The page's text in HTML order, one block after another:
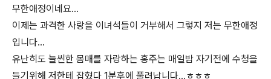
무한애정이네요...
이제는 과격한 사랑을 이녀석들이 거부해서 그렇지 저는 무한애정
입니다...
유난히도 늘씬한 몸매를 자랑하는 홍주는 매일밤 자기전에 수청을
들기위해 저한테 잡혔다 1분후에 풀려납니다...ㅎㅎㅎ